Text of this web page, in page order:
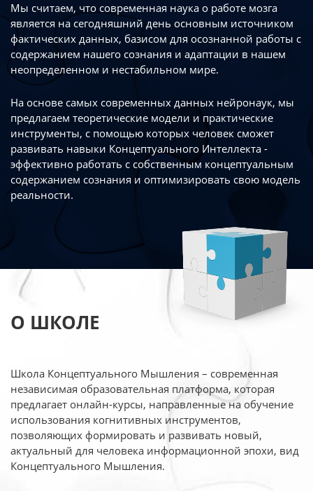
Мы считаем, что современная наука о работе мозга
является на сегодняшний день основным источником
фактических данных, базисом для осознанной работы с
содержанием нашего сознания и адаптации в нашем
неопределенном и нестабильном мире.
На основе самых современных данных нейронаук, мы
предлагаем теоретические модели и практические
инструменты, с помощью которых человек сможет
развивать навыки Концептуального Интеллекта -
эффективно работать с собственным концептуальным
содержанием сознания и оптимизировать свою модель
реальности.
О ШКОЛЕ
Школа Концептуального Мышления – современная
независимая образовательная платформа, которая
предлагает онлайн-курсы, направленные на обучение
использования когнитивных инструментов,
позволяющих формировать и развивать новый,
актуальный для человека информационной эпохи, вид
Концептуального Мышления.